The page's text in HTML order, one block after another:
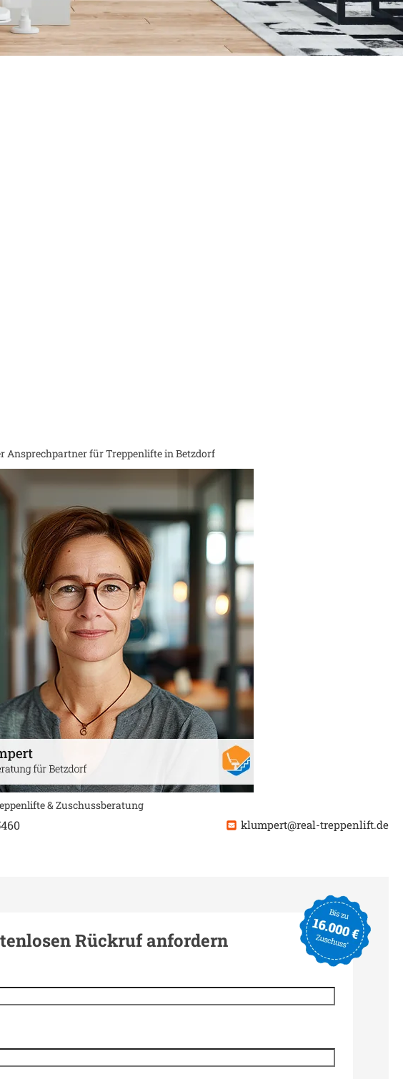
Ansprechpartner für Treppenlifte in Betzdorf
& Zuschussberatung
klumpert@real-treppenlift.de
Rückruf anfordern